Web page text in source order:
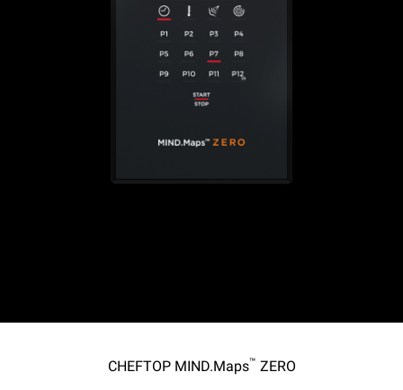
CHEFTOP MIND.Maps™ ZERO